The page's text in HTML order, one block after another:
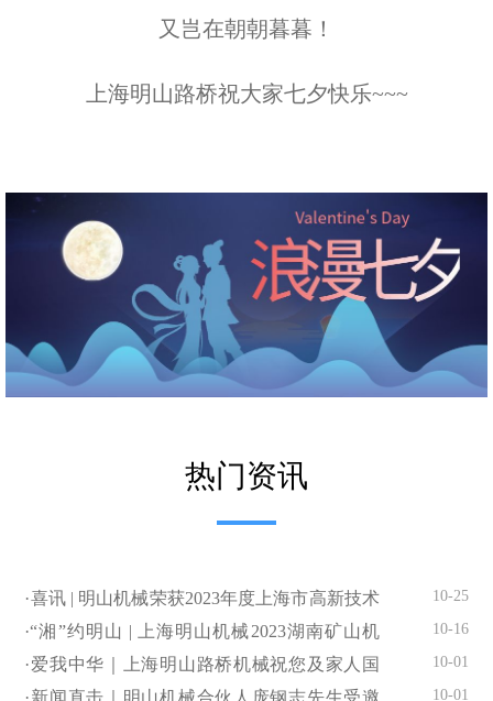
又岂在朝朝暮暮！
上海明山路桥祝大家七夕快乐~~~
热门资讯
·喜讯 | 明山机械荣获2023年度上海市高新技术
企业认定
10-25
·“湘”约明山 | 上海明山机械2023湖南矿山机
械、砂石尾矿展闪亮登场
10-16
·爱我中华｜上海明山路桥机械祝您及家人国
庆快乐
10-01
·新闻直击｜明山机械合伙人庞钢志先生受邀 10-01